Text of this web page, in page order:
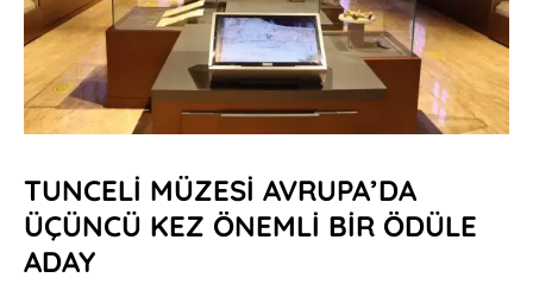
TUNCELİ MÜZESİ AVRUPA’DA
ÜÇÜNCÜ KEZ ÖNEMLİ BİR ÖDÜLE
ADAY